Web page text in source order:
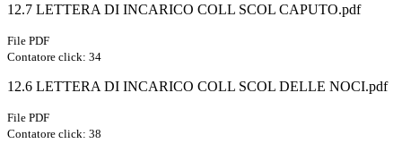
12.7 LETTERA DI INCARICO COLL SCOL CAPUTO.pdf
File PDF
Contatore click: 34
12.6 LETTERA DI INCARICO COLL SCOL DELLE NOCI.pdf
File PDF
Contatore click: 38